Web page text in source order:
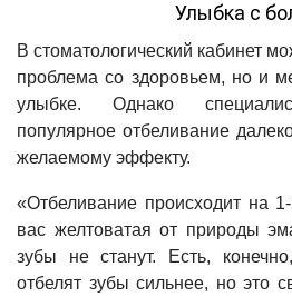
Улыбка с
В стоматологический кабинет
проблема со здоровьем, но и
улыбке. Однако
популярное отбеливание
желаемому эффекту.
«Отбеливание происходит на
вас желтоватая от природы
зубы не станут. Есть,
отбелят зубы сильнее, но это